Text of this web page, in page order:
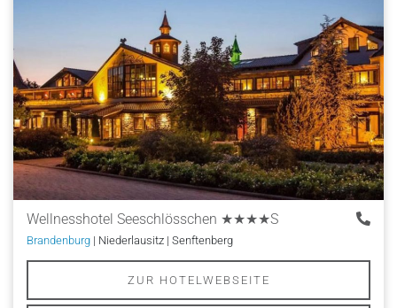
Wellnesshotel Seeschlösschen ★★★★S
Brandenburg | Niederlausitz | Senftenberg
ZUR HOTELWEBSEITE